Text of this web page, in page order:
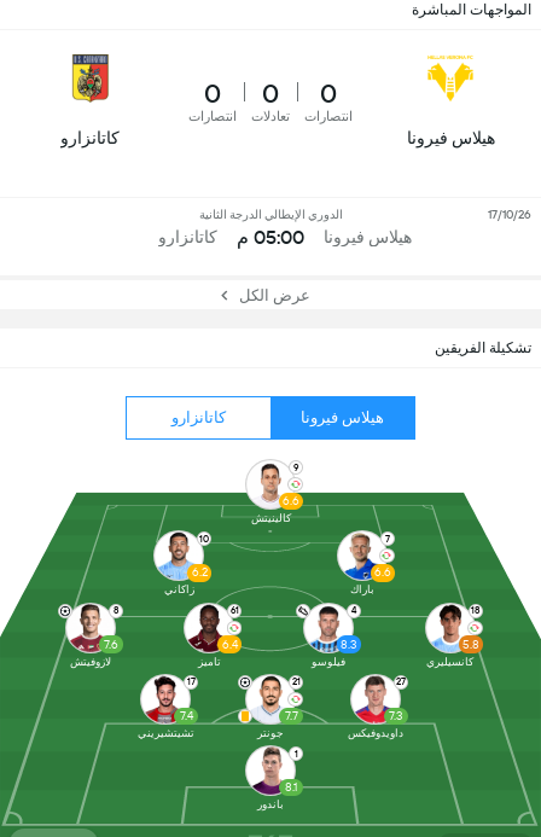
تشكيلة الفريقين
هيلاس فيرونا كاتانزارو
1
8.1
باندور
17
7.4
تشيتشيريني
21
7.7
جونتر
27
7.3
داويدوفيكس
8
7.6
لازوفيتش
61
6.4
تاميز
4
8.3
فيلوسو
18
5.8
كانسيليري
10
6.2
زاكاني
7
6.6
باراك
9
6.6
كالينيتش
المواجهات المباشرة
هيلاس فيرونا
0
انتصارات
0
تعادلات
0
انتصارات
كاتانزارو
هيلاس فيرونا
الدوري الإيطالي الدرجة الثانية
05:00 م كاتانزارو
17/10/26
عرض الكل